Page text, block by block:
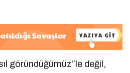
göründüğümüz”le değil,